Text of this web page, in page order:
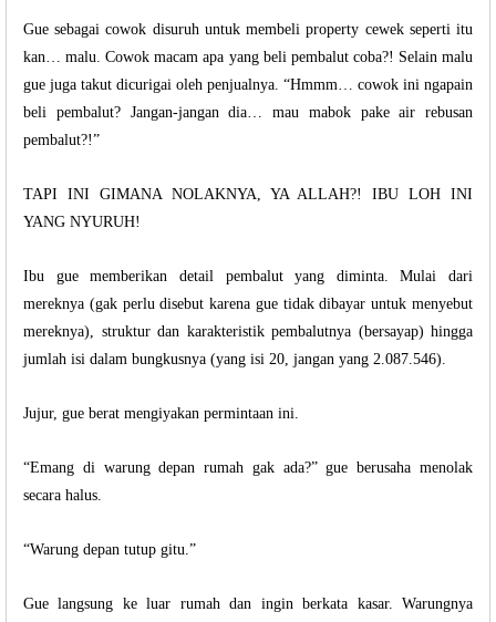
Gue sebagai cowok disuruh untuk membeli property cewek seperti itu
kan… malu. Cowok macam apa yang beli pembalut coba?! Selain malu
gue juga takut dicurigai oleh penjualnya. “Hmmm… cowok ini ngapain
beli pembalut? Jangan-jangan dia… mau mabok pake air rebusan
pembalut?!”
TAPI INI GIMANA NOLAKNYA, YA ALLAH?! IBU LOH INI
YANG NYURUH!
Ibu gue memberikan detail pembalut yang diminta. Mulai dari
mereknya (gak perlu disebut karena gue tidak dibayar untuk menyebut
mereknya), struktur dan karakteristik pembalutnya (bersayap) hingga
jumlah isi dalam bungkusnya (yang isi 20, jangan yang 2.087.546).
Jujur, gue berat mengiyakan permintaan ini.
“Emang di warung depan rumah gak ada?” gue berusaha menolak
secara halus.
“Warung depan tutup gitu.”
Gue langsung ke luar rumah dan ingin berkata kasar. Warungnya